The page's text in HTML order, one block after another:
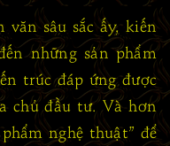
sâu sắc ấy, kiến
những sản phẩm
trúc đáp ứng được
chủ đầu tư. Và hơn
nghệ thuật” để